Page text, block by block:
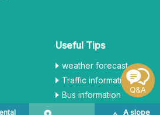
Useful Tips
weather forecast
Traffic information
Bus information
A slope